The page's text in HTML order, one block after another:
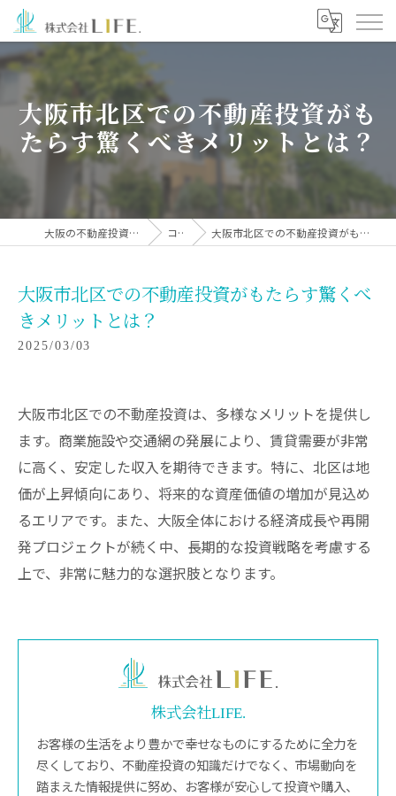
大阪市北区での不動産投資がも
たらす驚くべきメリットとは？
大阪の不動産投資なら株式会社LIFE. コラム 大阪市北区での不動産投資がもたらす驚くべきメリットとは？
大阪市北区での不動産投資がもたらす驚くべ
きメリットとは？
2025/03/03
大阪市北区での不動産投資は、多様なメリットを提供し
ます。商業施設や交通網の発展により、賃貸需要が非常
に高く、安定した収入を期待できます。特に、北区は地
価が上昇傾向にあり、将来的な資産価値の増加が見込め
るエリアです。また、大阪全体における経済成長や再開
発プロジェクトが続く中、長期的な投資戦略を考慮する
上で、非常に魅力的な選択肢となります。
株式会社LIFE.
お客様の生活をより豊かで幸せなものにするために全力を
尽くしており、不動産投資の知識だけでなく、市場動向を
踏まえた情報提供に努め、お客様が安心して投資や購入、